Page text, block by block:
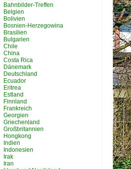
Bahnbilder-Treffen
Belgien
Bolivien
Bosnien-Herzegowina
Brasilien
Bulgarien
Chile
China
Costa Rica
Dänemark
Deutschland
Ecuador
Eritrea
Estland
Finnland
Frankreich
Georgien
Griechenland
Großbritannien
Hongkong
Indien
Indonesien
Irak
Iran